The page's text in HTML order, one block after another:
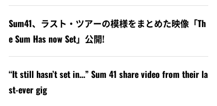
Sum41、ラスト・ツアーの模様をまとめた映像「Th
e Sum Has now Set」公開!
“It still hasn’t set in…” Sum 41 share video from their la
st-ever gig